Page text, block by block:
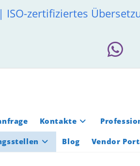
| ISO-zertifiziertes
Kontakte
Blog Vendor